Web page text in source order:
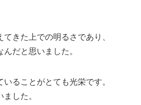
きた上での明るさであり、
だと思いました。
ることがとても光栄です。
した。